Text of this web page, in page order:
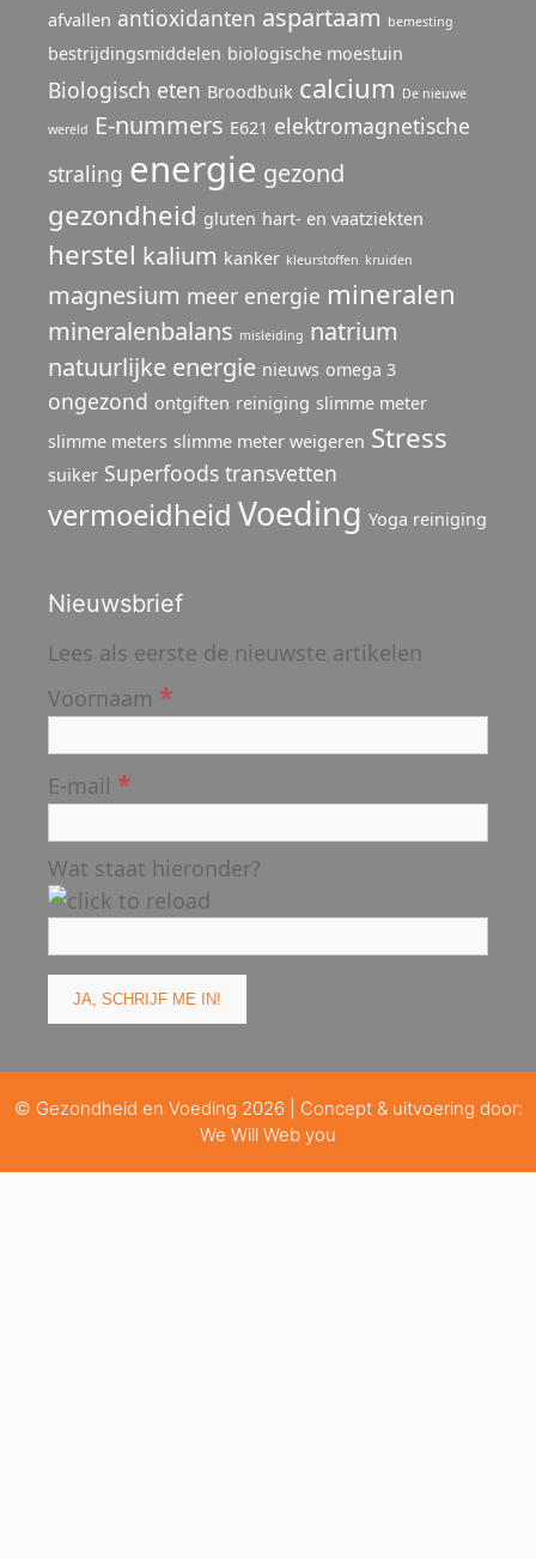
afvallen antioxidanten aspartaam bemesting
bestrijdingsmiddelen biologische moestuin
Biologisch eten Broodbuik calcium De nieuwe
wereld E-nummers E621 elektromagnetische
straling energie gezond
gezondheid gluten hart- en vaatziekten
herstel kalium kanker kleurstoffen kruiden
magnesium meer energie mineralen
mineralenbalans misleiding natrium
natuurlijke energie nieuws omega 3
ongezond ontgiften reiniging slimme meter
slimme meters slimme meter weigeren Stress
suiker Superfoods transvetten
vermoeidheid Voeding Yoga reiniging
Nieuwsbrief
Lees als eerste de nieuwste artikelen
Voornaam *
E-mail *
Wat staat hieronder?
© Gezondheid en Voeding 2026 | Concept & uitvoering door:
We Will Web you